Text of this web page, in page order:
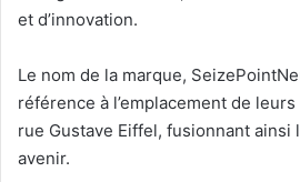
et d’innovation.
Le nom de la marque,
référence à l’emplacement de
rue Gustave Eiffel, fusionnant
avenir.